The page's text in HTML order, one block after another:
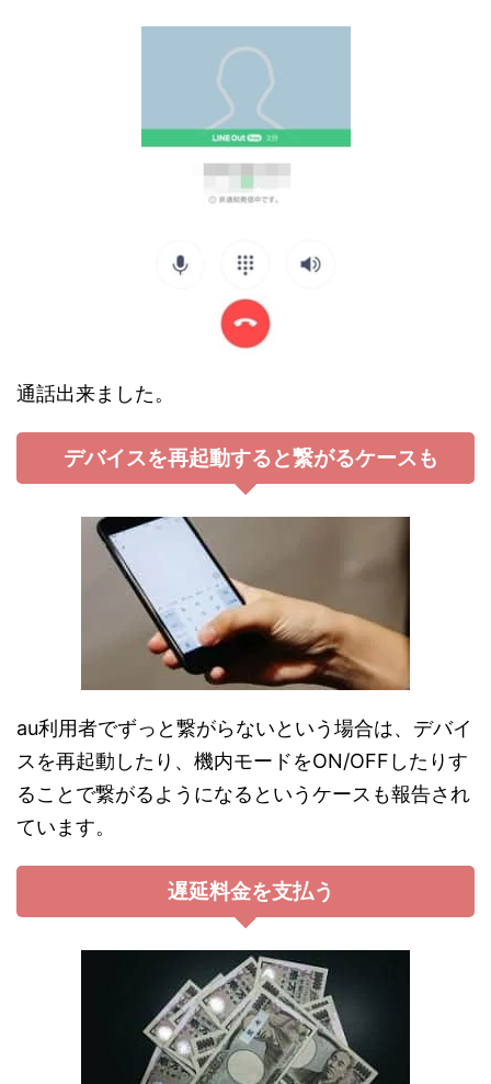
通話出来ました。
デバイスを再起動すると繋がるケースも
au利用者でずっと繋がらないという場合は、デバイ
スを再起動したり、機内モードをON/OFFしたりす
ることで繋がるようになるというケースも報告され
ています。
遅延料金を支払う